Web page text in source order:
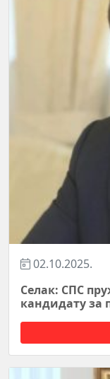
02.10.2025.
Селак: СПС
кандидату за